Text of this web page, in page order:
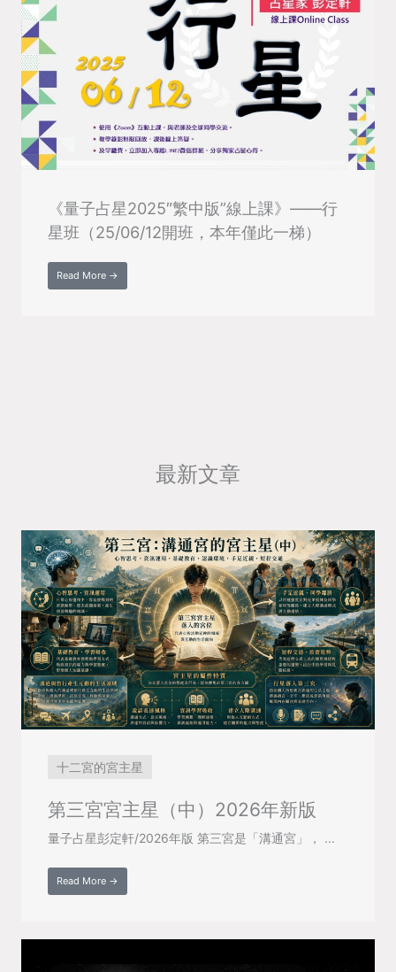
《量子占星2025″繁中版”線上課》——行
星班（25/06/12開班，本年僅此一梯）
Read More →
最新文章
十二宮的宮主星
第三宮宮主星（中）2026年新版
量子占星彭定軒/2026年版 第三宮是「溝通宮」， ...
Read More →